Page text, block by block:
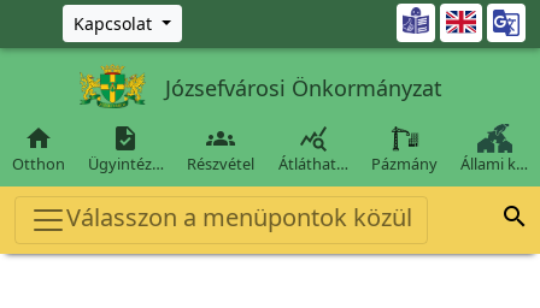
Ugrás a fő tartalomra
Kapcsolat 
Józsefvárosi Önkormányzat

Otthon

Ügyintéz…

Részvétel

Átláthat… Pázmány Állami k…
Válasszon a menüpontok közül 